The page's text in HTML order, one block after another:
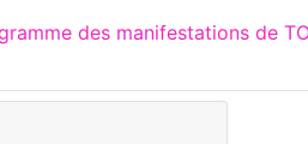
des manifestations de